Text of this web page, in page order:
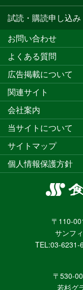
試読・購読申し込み
〒110-
サンフ
TEL:03-
〒530-
若杉グ
お問い合わせ
よくある質問
広告掲載について
関連サイト
会社案内
当サイトについて
サイトマップ
個人情報保護方針